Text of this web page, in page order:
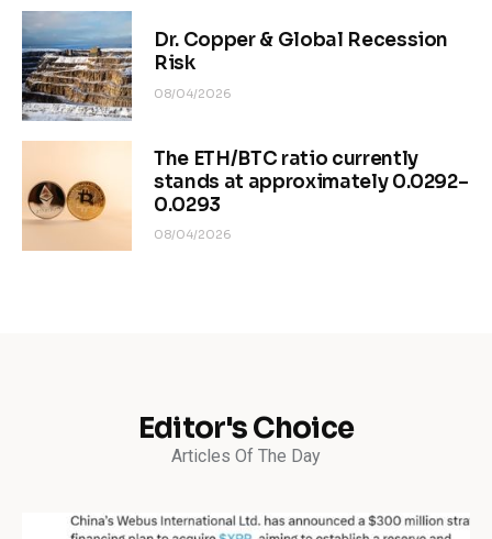
Dr. Copper & Global Recession
Risk
08/04/2026
The ETH/BTC ratio currently
stands at approximately 0.0292–
0.0293
08/04/2026
Editor's Choice
Articles Of The Day